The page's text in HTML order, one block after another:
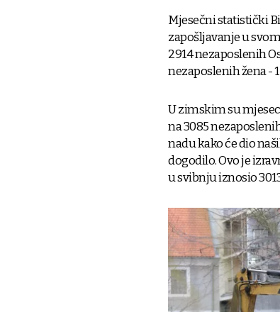
Mjesečni statistički
zapošljavanje u
2914 nezaposlenih
nezaposlenih žena -
U zimskim su
na 3085
nadu kako će dio
dogodilo. Ovo je
u svibnju iznosio